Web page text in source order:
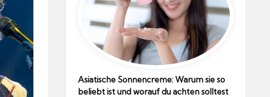
Asiatische Sonnencreme: Warum sie so
beliebt ist und worauf du achten solltest